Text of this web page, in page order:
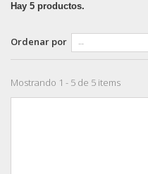
Hay 5 productos.
Ordenar por
Mostrando 1 - 5 de 5 items